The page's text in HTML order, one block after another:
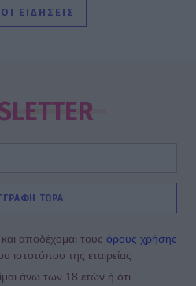
σε
Μένη
ΕΙΔΗΣΕΙΣ
ΤΩΡΑ
αποδέχομαι τους όρους χρήσης
ιστοτόπου της εταιρείας
άνω των 18 ετών ή ότι